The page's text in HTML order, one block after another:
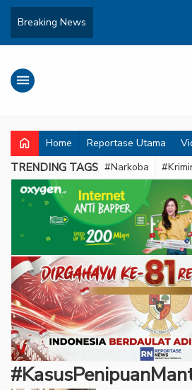
Breaking News
menu
home Home Reportase Utama
TRENDING TAGS #Narkoba